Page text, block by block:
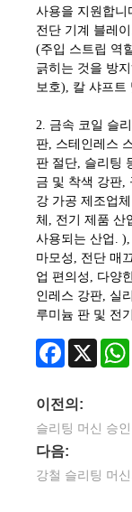
사용을 지원합니
전단 기계 블레
(주입 스트립 역
긁히는 것을 방
보호), 칼 샤프트
2. 금속 코일 슬
판, 스테인레스
판 절단, 슬리팅
금 및 착색 강판,
강 가공 제조업
체, 전기 제품 산
사용되는 산업.
마모성, 전단 매
업 편의성, 다양
인레스 강판, 실
루미늄 판 및 전
Facebook
X
이전의:
슬리팅 머신 승
다음:
강철 슬리팅 머